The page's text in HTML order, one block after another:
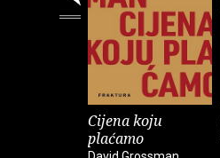
Cijena koju
plaćamo